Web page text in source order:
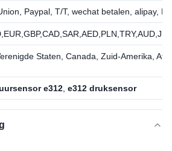
Paypal, T/T, wechat betalen, alipay,
Staten, Canada, Zuid-Amerika,
e312 e312 druksensor